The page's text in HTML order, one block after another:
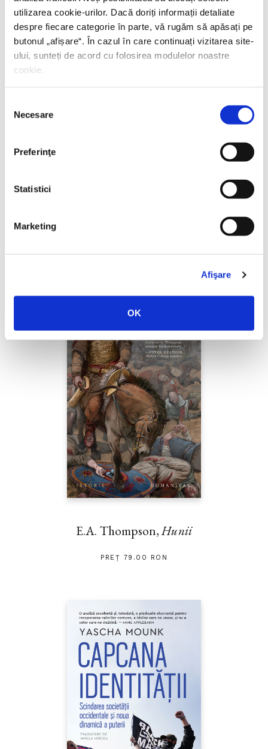
utilizarea cookie-urilor. Dacă doriți informații detaliate
despre fiecare categorie în parte, vă rugăm să apăsați pe
butonul „afișare“. În cazul în care continuați vizitarea site-
ului, sunteți de acord cu folosirea modulelor noastre
cookie.
consimțământului
Necesare
Preferinţe
Statistici
Marketing
Afişare
OK
Thierry Wolton, Lumea noastră orwelliană
E.A. Thompson,Hunii
PREȚ 79.00 RON